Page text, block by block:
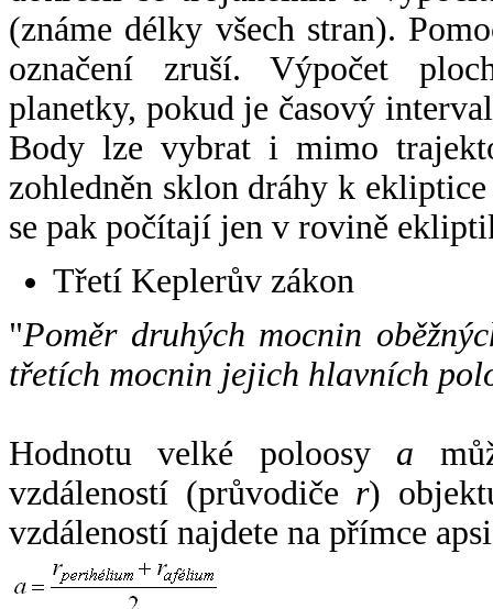
(známe délky všech stran).
označení zruší. Výpočet
planetky, pokud je časový
Body lze vybrat i mimo
zohledněn sklon dráhy k
se pak počítají jen v rovině
Třetí Keplerův zákon
"Poměr druhých mocnin
třetích mocnin jejich hlavních
Hodnotu velké poloosy a
vzdáleností (průvodiče r)
vzdáleností najdete na přímce